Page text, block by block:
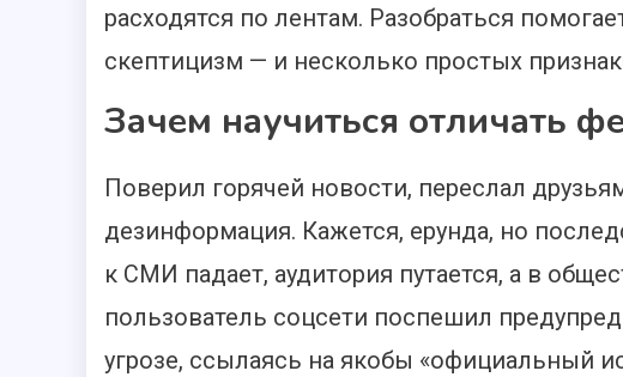
расходятся по лентам. Разобраться
скептицизм — и несколько простых
Зачем научиться отличать
Поверил горячей новости, переслал
дезинформация. Кажется, ерунда, но
к СМИ падает, аудитория путается, а в
пользователь соцсети поспешил
угрозе, ссылаясь на якобы «официальный